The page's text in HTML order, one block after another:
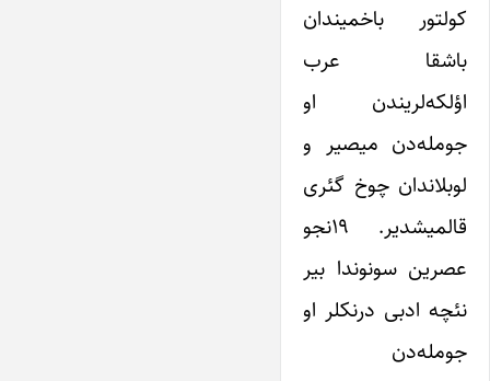
کولتور باخمیندان
باشقا عرب
اؤلکه‌لریندن او
جومله‌دن میصیر و
لوبلاندان چوخ گئری
قالمیشدیر. ۱۹نجو
عصرین سونوندا بیر
نئچه ادبی درنکلر او
جومله‌دن